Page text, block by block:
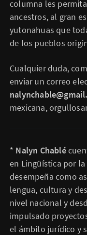
columna les
ancestros, al gran
yutonahuas que
de los pueblos
Cualquier duda,
enviar un correo
mexicana,
* Nalyn Chablé
en Lingüística por
desempeña como
lengua, cultura y
nivel nacional y
impulsado
el ámbito jurídico y